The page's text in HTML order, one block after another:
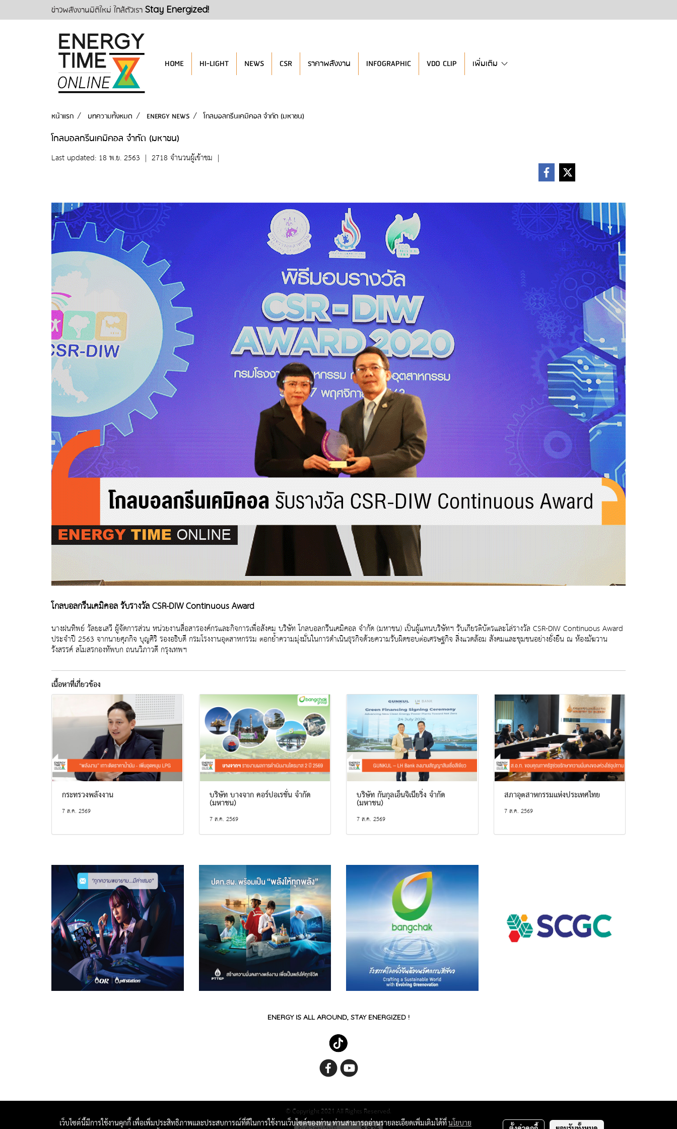
ข่าวพลังงานมิติใหม่ ใกล้ตัวเรา Stay Energized!
HOME HI-LIGHT NEWS CSR ราคาพลังงาน INFOGRAPHIC VDO CLIP เพิ่มเติม
หน้าแรก บทความทั้งหมด ENERGY NEWS โกลบอลกรีนเคมิคอล จำกัด (มหาชน)
โกลบอลกรีนเคมิคอล จำกัด (มหาชน)
Last updated: 18 พ.ย. 2563 | 2718 จำนวนผู้เข้าชม |
โกลบอลกรีนเคมิคอล รับรางวัล CSR-DIW Continuous Award
นางฝนทิพย์ วัลยะเสวี ผู้จัดการส่วน หน่วยงานสื่อสารองค์กรและกิจการเพื่อสังคม บริษัท โกลบอลกรีนเคมิคอล จำกัด (มหาชน) เป็นผู้แทนบริษัทฯ รับเกียรติบัตรและโล่รางวัล CSR-DIW Continuous Award
ประจำปี 2563 จากนายศุภกิจ บุญศิริ รองอธิบดี กรมโรงงานอุตสาหกรรม ตอกย้ำความมุ่งมั่นในการดำเนินธุรกิจด้วยความรับผิดชอบต่อเศรษฐกิจ สิ่งแวดล้อม สังคมและชุมชนอย่างยั่งยืน ณ ห้องมัฆวาน
รังสรรค์ สโมสรกองทัพบก ถนนวิภาวดี กรุงเทพฯ
เนื้อหาที่เกี่ยวข้อง
กระทรวงพลังงาน
7 ส.ค. 2569
บริษัท บางจาก คอร์ปอเรชั่น จำกัด
(มหาชน)
7 ส.ค. 2569
บริษัท กันกุลเอ็นจิเนียริ่ง จำกัด
(มหาชน)
7 ส.ค. 2569
สภาอุตสาหกรรมแห่งประเทศไทย
7 ส.ค. 2569
ENERGY IS ALL AROUND, STAY ENERGIZED !
© Copyright 2021 All Rights Reserved.
เว็บไซต์นี้มีการใช้งานคุกกี้ เพื่อเพิ่มประสิทธิภาพและประสบการณ์ที่ดีในการใช้งานเว็บไซต์ของท่าน ท่านสามารถอ่านรายละเอียดเพิ่มเติมได้ที่นโยบาย